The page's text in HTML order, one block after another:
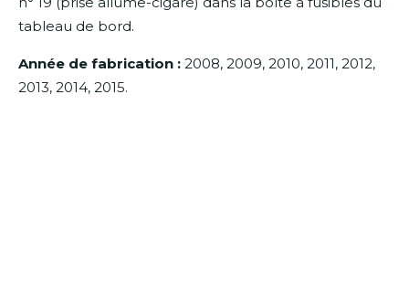
tableau de bord.
Année de fabrication : 2008, 2009, 2010, 2011, 2012,
2013, 2014, 2015.